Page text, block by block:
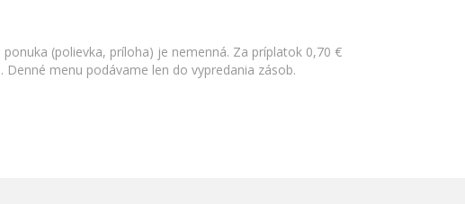
(polievka, príloha) je nemenná. Za príplatok 0,70 €
menu podávame len do vypredania zásob.